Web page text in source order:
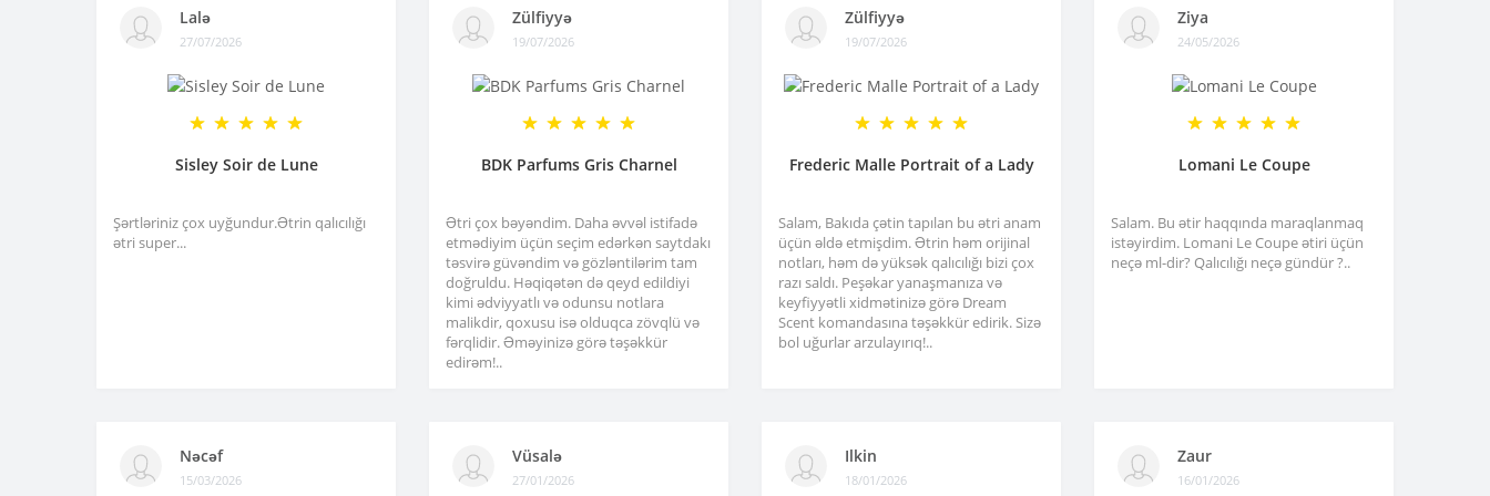
Lalə
27/07/2026
Sisley Soir de Lune
Şərtləriniz çox uyğundur.Ətrin qalıcılığı
ətri super...
Zülfiyyə
19/07/2026
BDK Parfums Gris Charnel
Ətri çox bəyəndim. Daha əvvəl istifadə
etmədiyim üçün seçim edərkən saytdakı
təsvirə güvəndim və gözləntilərim tam
doğruldu. Həqiqətən də qeyd edildiyi
kimi ədviyyatlı və odunsu notlara
malikdir, qoxusu isə olduqca zövqlü və
fərqlidir. Əməyinizə görə təşəkkür
edirəm!..
Zülfiyyə
19/07/2026
Frederic Malle Portrait of a Lady
Salam, Bakıda çətin tapılan bu ətri anam
üçün əldə etmişdim. Ətrin həm orijinal
notları, həm də yüksək qalıcılığı bizi çox
razı saldı. Peşəkar yanaşmanıza və
keyfiyyətli xidmətinizə görə Dream
Scent komandasına təşəkkür edirik. Sizə
bol uğurlar arzulayırıq!..
Ziya
24/05/2026
Lomani Le Coupe
Salam. Bu ətir haqqında maraqlanmaq
istəyirdim. Lomani Le Coupe ətiri üçün
neçə ml-dir? Qalıcılığı neçə gündür ?..
Nəcəf
15/03/2026
Vüsalə
27/01/2026
Ilkin
18/01/2026
Zaur
16/01/2026